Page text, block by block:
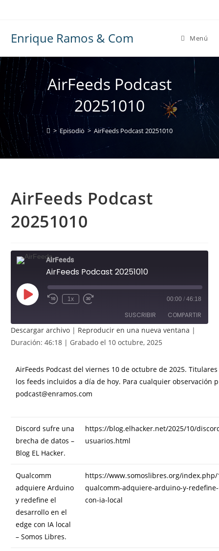
Enrique Ramos & Com Menú
AirFeeds Podcast
20251010
> Episodio > AirFeeds Podcast 20251010
AirFeeds Podcast
20251010
AirFeeds
AirFeeds Podcast 20251010
Reproducir
episodio
1x 00:00 / 46:18
SUSCRIBIR COMPARTIR
COMPAR
TIR
ENLACE
INCRUST
Descargar archivo | Reproducir en una nueva ventana |
Duración: 46:18 | Grabado el 10 octubre, 2025
AirFeeds Podcast del viernes 10 de octubre de 2025.
los feeds incluidos a día de hoy. Para cualquier observación
podcast@enramos.com
Discord sufre una
brecha de datos –
Blog EL Hacker.
https://blog.elhacker.net/2025/10/
usuarios.html
Qualcomm
adquiere Arduino
y redefine el
desarrollo en el
edge con IA local
– Somos Libres.
https://www.somoslibres.org/
qualcomm-adquiere-arduino-y-
con-ia-local